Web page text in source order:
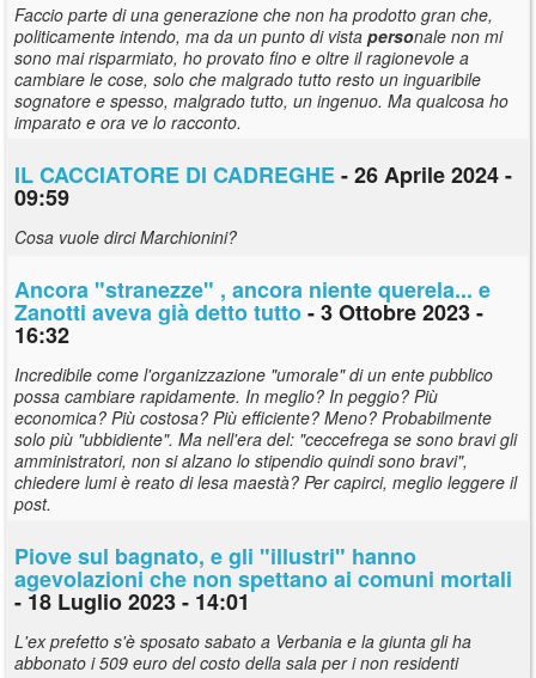
Faccio parte di una generazione che non ha prodotto gran che,
politicamente intendo, ma da un punto di vista personale non mi
sono mai risparmiato, ho provato fino e oltre il ragionevole a
cambiare le cose, solo che malgrado tutto resto un inguaribile
sognatore e spesso, malgrado tutto, un ingenuo. Ma qualcosa ho
imparato e ora ve lo racconto.
IL CACCIATORE DI CADREGHE- 26 Aprile 2024 -
09:59
Cosa vuole dirci Marchionini?
Ancora "stranezze" , ancora niente querela... e
Zanotti aveva già detto tutto- 3 Ottobre 2023 -
16:32
Incredibile come l'organizzazione "umorale" di un ente pubblico
possa cambiare rapidamente. In meglio? In peggio? Più
economica? Più costosa? Più efficiente? Meno? Probabilmente
solo più "ubbidiente". Ma nell'era del: "ceccefrega se sono bravi gli
amministratori, non si alzano lo stipendio quindi sono bravi",
chiedere lumi è reato di lesa maestà? Per capirci, meglio leggere il
post.
Piove sul bagnato, e gli "illustri" hanno
agevolazioni che non spettano ai comuni mortali
- 18 Luglio 2023 - 14:01
L'ex prefetto s'è sposato sabato a Verbania e la giunta gli ha
abbonato i 509 euro del costo della sala per i non residenti